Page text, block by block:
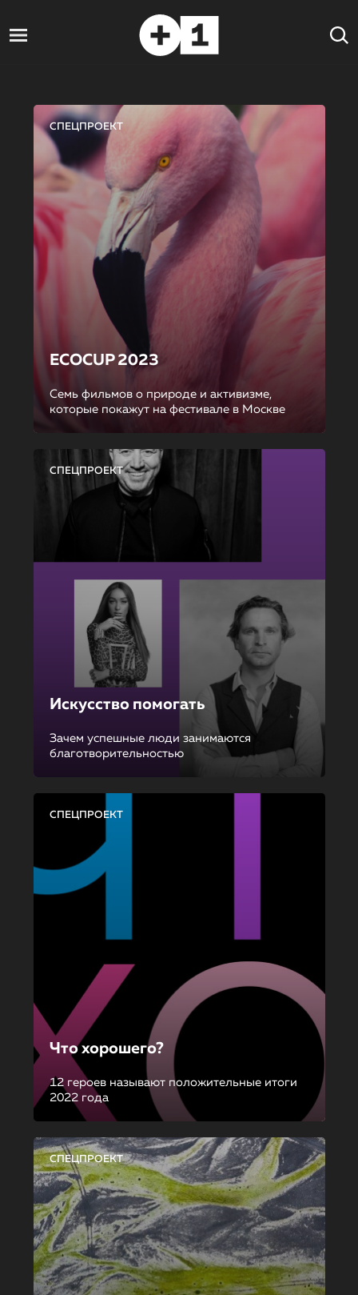
СПЕЦПРОЕКТ
ECOCUP 2023
Семь фильмов о природе и активизме,
которые покажут на фестивале в Москве
СПЕЦПРОЕКТ
Искусство помогать
Зачем успешные люди занимаются
благотворительностью
СПЕЦПРОЕКТ
Что хорошего?
12 героев называют положительные итоги
2022 года
СПЕЦПРОЕКТ